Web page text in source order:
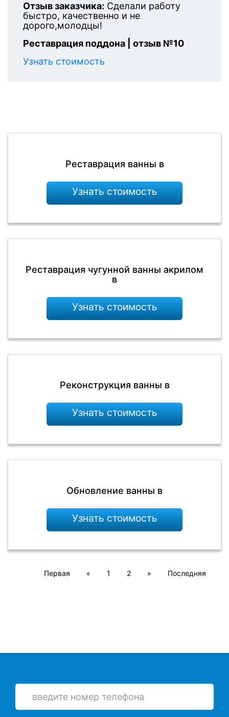
Отзыв заказчика: Сделали работу
быстро, качественно и не
дорого,молодцы!
Реставрация поддона | отзыв №10
Узнать стоимость
Реставрация ванны в
Узнать стоимость
Реставрация чугунной ванны акрилом
в
Узнать стоимость
Реконструкция ванны в
Узнать стоимость
Обновление ванны в
Узнать стоимость
Первая « 1 2 » Последняя